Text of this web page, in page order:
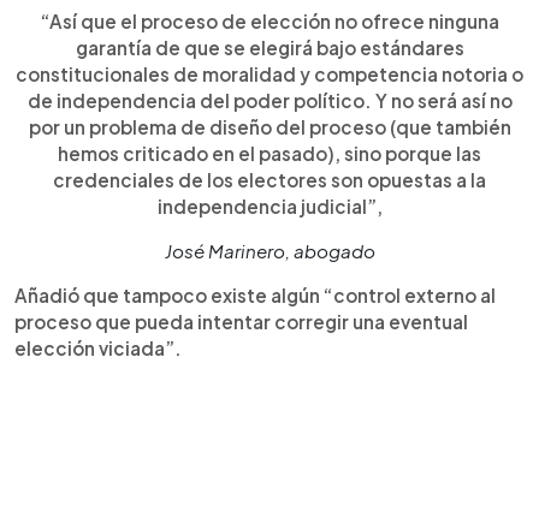
“Así que el proceso de elección no ofrece ninguna
garantía de que se elegirá bajo estándares
constitucionales de moralidad y competencia notoria o
de independencia del poder político. Y no será así no
por un problema de diseño del proceso (que también
hemos criticado en el pasado), sino porque las
credenciales de los electores son opuestas a la
independencia judicial”,
José Marinero, abogado
Añadió que tampoco existe algún “control externo al
proceso que pueda intentar corregir una eventual
elección viciada”.